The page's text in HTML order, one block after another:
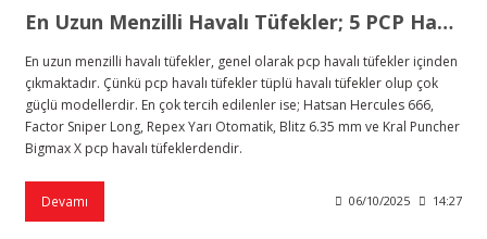
En Uzun Menzilli Havalı Tüfekler; 5 PCP Havalı Tüfek Önerisi
En uzun menzilli havalı tüfekler, genel olarak pcp havalı tüfekler içinden
çıkmaktadır. Çünkü pcp havalı tüfekler tüplü havalı tüfekler olup çok
güçlü modellerdir. En çok tercih edilenler ise; Hatsan Hercules 666,
Factor Sniper Long, Repex Yarı Otomatik, Blitz 6.35 mm ve Kral Puncher
Bigmax X pcp havalı tüfeklerdendir.
Devamı 06/10/2025 14:27